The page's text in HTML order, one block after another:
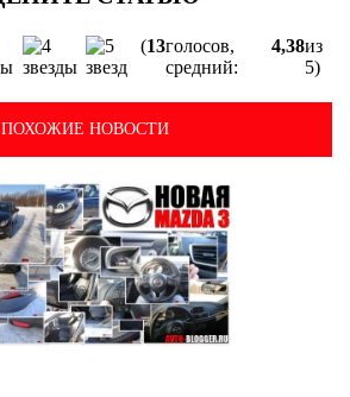
(13голосов,
средний:
4,38из
5)
ПОХОЖИЕ НОВОСТИ